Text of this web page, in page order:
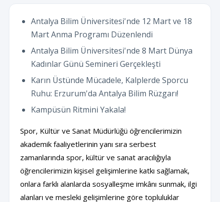
Antalya Bilim Üniversitesi'nde 12 Mart ve 18
Mart Anma Programı Düzenlendi
Antalya Bilim Üniversitesi'nde 8 Mart Dünya
Kadınlar Günü Semineri Gerçekleşti
Karın Üstünde Mücadele, Kalplerde Sporcu
Ruhu: Erzurum'da Antalya Bilim Rüzgarı!
Kampüsün Ritmini Yakala!
Spor, Kültür ve Sanat Müdürlüğü öğrencilerimizin
akademik faaliyetlerinin yanı sıra serbest
zamanlarında spor, kültür ve sanat aracılığıyla
öğrencilerimizin kişisel gelişimlerine katkı sağlamak,
onlara farklı alanlarda sosyalleşme imkânı sunmak, ilgi
alanları ve mesleki gelişimlerine göre topluluklar